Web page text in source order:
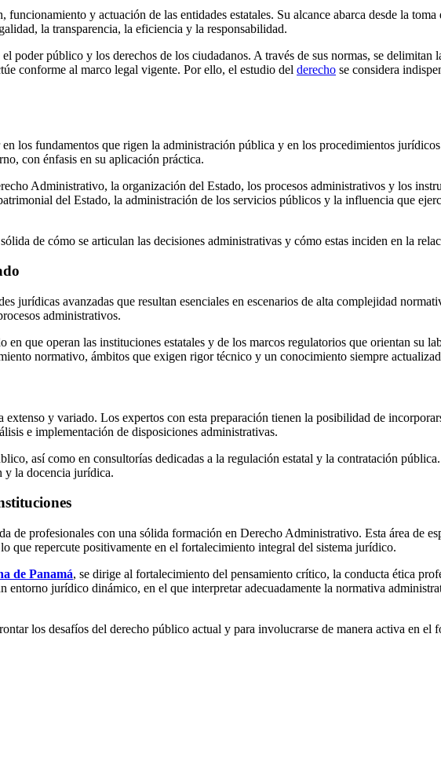
y actuación de las entidades estatales. Su alcance abarca desde la toma
la transparencia, la eficiencia y la responsabilidad.
público y los derechos de los ciudadanos. A través de sus normas, se delimitan
conforme al marco legal vigente. Por ello, el estudio del derecho se considera
los fundamentos que rigen la administración pública y en los procedimientos
con énfasis en su aplicación práctica.
Administrativo, la organización del Estado, los procesos administrativos y los
del Estado, la administración de los servicios públicos y la influencia que
de cómo se articulan las decisiones administrativas y cómo estas inciden en la
avanzadas que resultan esenciales en escenarios de alta complejidad
administrativos.
que operan las instituciones estatales y de los marcos regulatorios que orientan su
normativo, ámbitos que exigen rigor técnico y un conocimiento siempre
y variado. Los expertos con esta preparación tienen la posibilidad de
e implementación de disposiciones administrativas.
así como en consultorías dedicadas a la regulación estatal y la contratación
y la docencia jurídica.
de profesionales con una sólida formación en Derecho Administrativo. Esta área de
que repercute positivamente en el fortalecimiento integral del sistema jurídico.
de Panamá, se dirige al fortalecimiento del pensamiento crítico, la conducta ética
entorno jurídico dinámico, en el que interpretar adecuadamente la normativa
los desafíos del derecho público actual y para involucrarse de manera activa en el